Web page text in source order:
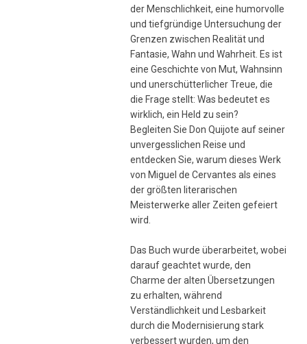
der Menschlichkeit, eine humorvolle
und tiefgründige Untersuchung der
Grenzen zwischen Realität und
Fantasie, Wahn und Wahrheit. Es ist
eine Geschichte von Mut, Wahnsinn
und unerschütterlicher Treue, die
die Frage stellt: Was bedeutet es
wirklich, ein Held zu sein?
Begleiten Sie Don Quijote auf seiner
unvergesslichen Reise und
entdecken Sie, warum dieses Werk
von Miguel de Cervantes als eines
der größten literarischen
Meisterwerke aller Zeiten gefeiert
wird.
Das Buch wurde überarbeitet, wobei
darauf geachtet wurde, den
Charme der alten Übersetzungen
zu erhalten, während
Verständlichkeit und Lesbarkeit
durch die Modernisierung stark
verbessert wurden, um den